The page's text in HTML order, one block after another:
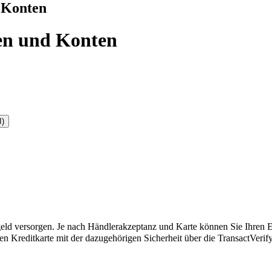
und Konten
versorgen. Je nach Händlerakzeptanz und Karte können Sie
Kreditkarte mit der dazugehörigen Sicherheit über die